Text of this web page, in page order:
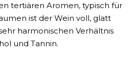
tertiären Aromen, typisch für
ist der Wein voll, glatt
harmonischen Verhältnis
und Tannin.